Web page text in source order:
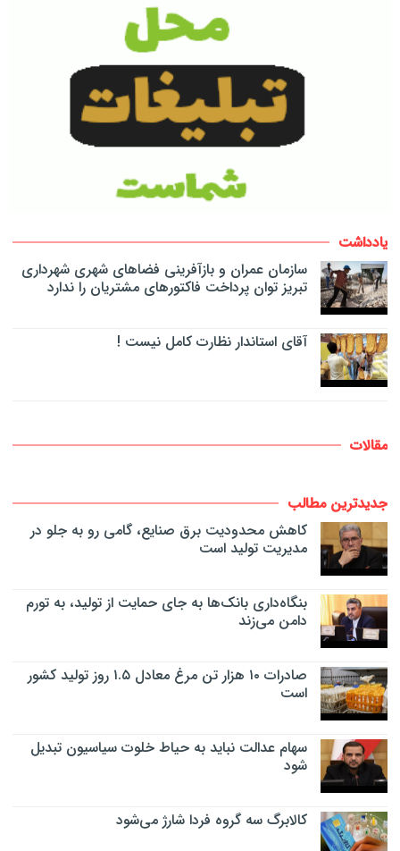
یادداشت
سازمان عمران و بازآفرینی فضاهای شهری شهرداری
تبریز توان پرداخت فاکتورهای مشتریان را ندارد
آقای استاندار نظارت کامل نیست !
مقالات
جدیدترین مطالب
کاهش محدودیت برق صنایع، گامی رو به جلو در
مدیریت تولید است
بنگاه‌داری بانک‌ها به جای حمایت از تولید، به تورم
دامن می‌زند
صادرات ۱۰ هزار تن مرغ معادل ۱.۵ روز تولید کشور
است
سهام عدالت نباید به حیاط خلوت سیاسیون تبدیل
شود
کالابرگ سه گروه فردا شارژ می‌شود